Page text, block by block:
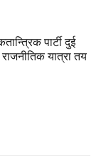
पार्टी दुई
यात्रा तय